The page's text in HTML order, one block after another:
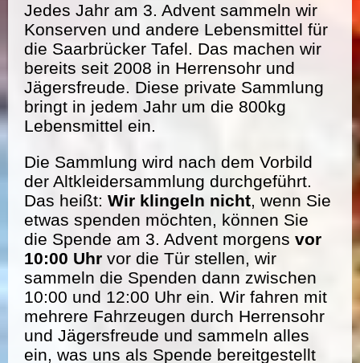
Jedes Jahr am 3. Advent sammeln wir
Konserven und andere Lebensmittel für
die Saarbrücker Tafel. Das machen wir
bereits seit 2008 in Herrensohr und
Jägersfreude. Diese private Sammlung
bringt in jedem Jahr um die 800kg
Lebensmittel ein.
Die Sammlung wird nach dem Vorbild
der Altkleidersammlung durchgeführt.
Das heißt: Wir klingeln nicht, wenn Sie
etwas spenden möchten, können Sie
die Spende am 3. Advent morgens vor
10:00 Uhr vor die Tür stellen, wir
sammeln die Spenden dann zwischen
10:00 und 12:00 Uhr ein. Wir fahren mit
mehrere Fahrzeugen durch Herrensohr
und Jägersfreude und sammeln alles
ein, was uns als Spende bereitgestellt